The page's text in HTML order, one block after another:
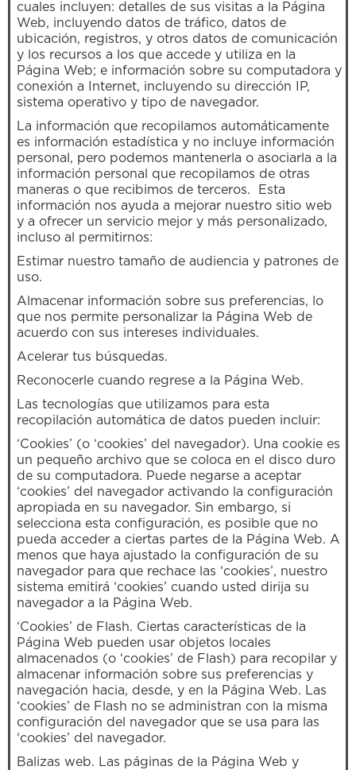
cuales incluyen: detalles de sus visitas a la Página
Web, incluyendo datos de tráfico, datos de
ubicación, registros, y otros datos de comunicación
y los recursos a los que accede y utiliza en la
Página Web; e información sobre su computadora y
conexión a Internet, incluyendo su dirección IP,
sistema operativo y tipo de navegador.
La información que recopilamos automáticamente
es información estadística y no incluye información
personal, pero podemos mantenerla o asociarla a la
información personal que recopilamos de otras
maneras o que recibimos de terceros. Esta
información nos ayuda a mejorar nuestro sitio web
y a ofrecer un servicio mejor y más personalizado,
incluso al permitirnos:
Estimar nuestro tamaño de audiencia y patrones de
uso.
Almacenar información sobre sus preferencias, lo
que nos permite personalizar la Página Web de
acuerdo con sus intereses individuales.
Acelerar tus búsquedas.
Reconocerle cuando regrese a la Página Web.
Las tecnologías que utilizamos para esta
recopilación automática de datos pueden incluir:
‘Cookies’ (o ‘cookies’ del navegador). Una cookie es
un pequeño archivo que se coloca en el disco duro
de su computadora. Puede negarse a aceptar
‘cookies’ del navegador activando la configuración
apropiada en su navegador. Sin embargo, si
selecciona esta configuración, es posible que no
pueda acceder a ciertas partes de la Página Web. A
menos que haya ajustado la configuración de su
navegador para que rechace las ‘cookies’, nuestro
sistema emitirá ‘cookies’ cuando usted dirija su
navegador a la Página Web.
‘Cookies’ de Flash. Ciertas características de la
Página Web pueden usar objetos locales
almacenados (o ‘cookies’ de Flash) para recopilar y
almacenar información sobre sus preferencias y
navegación hacia, desde, y en la Página Web. Las
‘cookies’ de Flash no se administran con la misma
configuración del navegador que se usa para las
‘cookies’ del navegador.
Balizas web. Las páginas de la Página Web y